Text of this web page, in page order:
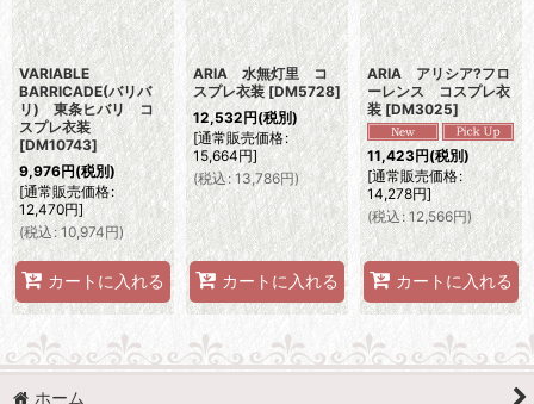
絞り込む
VARIABLE
BARRICADE(バリバ
リ) 東条ヒバリ コ
スプレ衣装
[DM10743]
9,976円(税別)
[通常販売価格:
12,470円]
(税込 : 10,974円)
カートに入れる
ARIA 水無灯里 コ
スプレ衣装 [DM5728]
12,532円(税別)
[通常販売価格:
15,664円]
(税込: 13,786円)
カートに入れる
ARIA アリシア?フロ
ーレンス コスプレ衣
装 [DM3025]
11,423円(税別)
[通常販売価格:
14,278円]
(税込: 12,566円)
カートに入れる
ホーム